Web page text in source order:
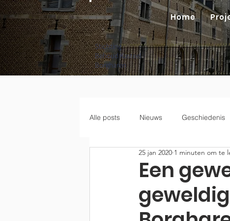
Stichting
Behoud Kasteel
Borgharen
Home
Alle posts Nieuws Geschiedenis
Een
25 jan 2020 1 minuten om te